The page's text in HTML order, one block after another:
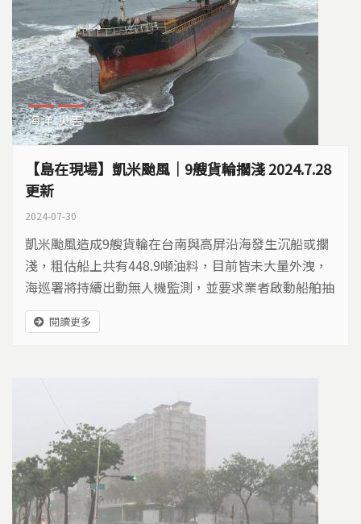
海洋 災害
【島在現場】凱米颱風｜9艘貨輪擱淺 2024.7.28
更新
2024-07-30
凱米颱風造成9艘貨輪在台南與高屏沿海發生沉船或擱
淺，粗估船上共有448.9噸油料，目前皆未大量外洩，
海巡署將持續出動無人機監測，並要求業者啟動船舶抽
油作業，避免海洋污染。
閱讀更多